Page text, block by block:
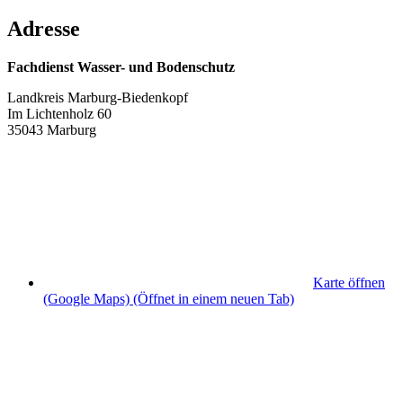
Adresse
Fachdienst Wasser- und Bodenschutz
Landkreis Marburg-Biedenkopf
Im Lichtenholz 60
35043 Marburg
Karte öffnen
(Google Maps) (Öffnet in einem neuen Tab)